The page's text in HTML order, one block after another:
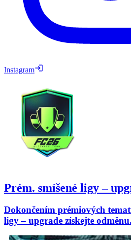
Instagram
Prém. smíšené ligy –
Dokončením prémiových
ligy – upgrade získejte odměnu.